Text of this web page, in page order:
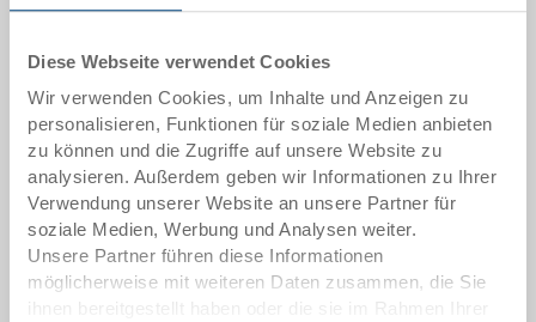
Diese Webseite verwendet Cookies
Wir verwenden Cookies, um Inhalte und Anzeigen zu
personalisieren, Funktionen für soziale Medien anbieten
zu können und die Zugriffe auf unsere Website zu
analysieren. Außerdem geben wir Informationen zu Ihrer
Verwendung unserer Website an unsere Partner für
soziale Medien, Werbung und Analysen weiter.
Unsere Partner führen diese Informationen
möglicherweise mit weiteren Daten zusammen, die Sie
gebot anfordern
Artikeldaten
Bestellnummer
3-6426-22.7000.0101
Aussenmasse:
600 x 400 x 278 mm